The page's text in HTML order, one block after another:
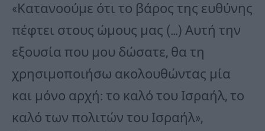
«Κατανοούμε ότι το βάρος της ευθύνης
πέφτει στους ώμους μας (…) Αυτή την
εξουσία που μου δώσατε, θα τη
χρησιμοποιήσω ακολουθώντας μία
και μόνο αρχή: το καλό του Ισραήλ, το
καλό των πολιτών του Ισραήλ»,